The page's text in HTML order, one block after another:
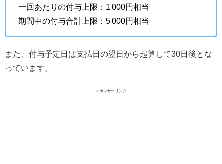
一回あたりの付与上限：1,000円相当
期間中の付与合計上限：5,000円相当
また、付与予定日は支払日の翌日から起算して30日後とな
っています。
スポンサーリンク